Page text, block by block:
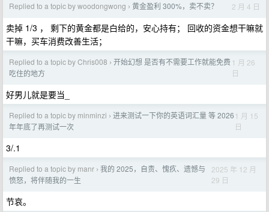
Replied to a topic by woodongwong › 黄金盈利 300%，卖不卖？ 2 月 4 日
卖掉 1/3 ， 剩下的黄金都是白给的，安心持有； 回收的资金想干嘛就
干嘛，买车消费改善生活；
Replied to a topic by Chris008 › 开始幻想 是否有不需要工作就能免费
吃住的地方
1 月 26
日
好男儿就是要当_
Replied to a topic by minminzi › 进来测试一下你的英语词汇量 等 2026
年年底了再测试一次
1 月 15
日
3/.1
Replied to a topic by manr › 我的 2025，自责、愧疚、遗憾与
愤怒，将伴随我的一生
2025 年 12 月
29 日
节哀。